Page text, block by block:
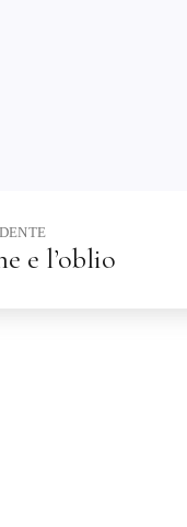
e l’oblio